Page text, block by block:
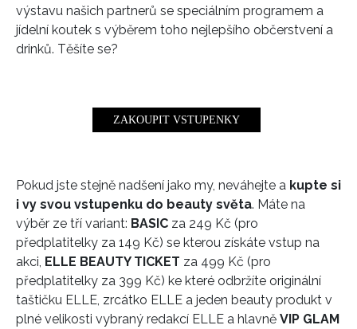
výstavu našich partnerů se speciálním programem a
jídelní koutek s výběrem toho nejlepšího občerstvení a
drinků. Těšíte se?
ZAKOUPIT VSTUPENKY
Pokud jste stejně nadšení jako my, neváhejte a kupte si
i vy svou vstupenku do beauty světa. Máte na
výběr ze tří variant: BASIC za 249 Kč (pro
předplatitelky za 149 Kč) se kterou získáte vstup na
akci, ELLE BEAUTY TICKET za 499 Kč (pro
předplatitelky za 399 Kč) ke které odbržíte originální
taštičku ELLE, zrcátko ELLE a jeden beauty produkt v
plné velikosti vybraný redakcí ELLE a hlavně VIP GLAM